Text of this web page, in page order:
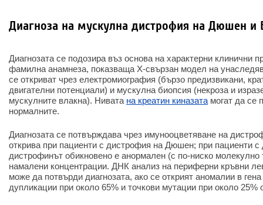
Диагноза на мускулна дистрофия на Дюшен и
Диагнозата се подозира въз основа на характерни клинични
фамилна анамнеза, показваща Х-свързан модел на
се откриват чрез електромиография (бързо предизвикани,
двигателни потенциали) и мускулна биопсия (некроза и
мускулните влакна). Нивата на креатин киназата могат да се
нормалните.
Диагнозата се потвърждава чрез имунооцветяване на
открива при пациенти с дистрофия на Дюшен; при пациенти
дистрофинът обикновено е анормален (с по-ниско молекулно
намалени концентрации. ДНК анализ на периферни кръвни
може да потвърди диагнозата, ако се открият аномалии в
дупликации при около 65% и точкови мутации при около 25%